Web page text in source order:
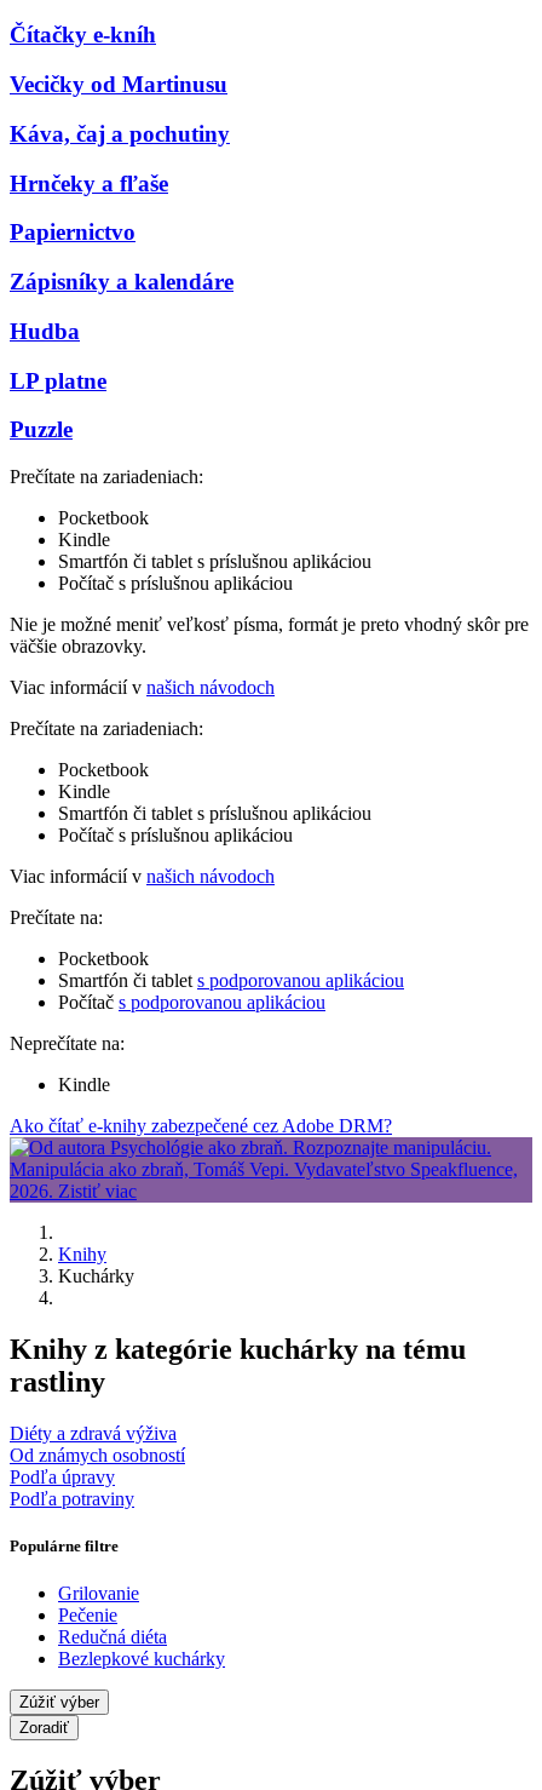
Čítačky e-kníh
Vecičky od Martinusu
Káva, čaj a pochutiny
Hrnčeky a fľaše
Papiernictvo
Zápisníky a kalendáre
Hudba
LP platne
Puzzle
Prečítate na zariadeniach:
Pocketbook
Kindle
Smartfón či tablet s príslušnou aplikáciou
Počítač s príslušnou aplikáciou
Nie je možné meniť veľkosť písma, formát je preto vhodný skôr pre
väčšie obrazovky.
Viac informácií v našich návodoch
Prečítate na zariadeniach:
Pocketbook
Kindle
Smartfón či tablet s príslušnou aplikáciou
Počítač s príslušnou aplikáciou
Viac informácií v našich návodoch
Prečítate na:
Pocketbook
Smartfón či tablet s podporovanou aplikáciou
Počítač s podporovanou aplikáciou
Neprečítate na:
Kindle
Ako čítať e-knihy zabezpečené cez Adobe DRM?
Knihy
Kuchárky
Knihy z kategórie kuchárky na tému
rastliny
Diéty a zdravá výživa
Od známych osobností
Podľa úpravy
Podľa potraviny
Populárne filtre
Grilovanie
Pečenie
Redučná diéta
Bezlepkové kuchárky
Zúžiť výber
Zoradiť
Zúžiť výber